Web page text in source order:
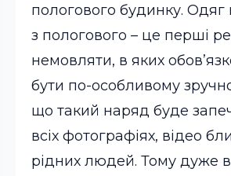
пологового будинку. Одяг
з пологового – це перші
немовляти, в яких
бути по-особливому
що такий наряд буде
всіх фотографіях, відео
рідних людей. Тому дуже